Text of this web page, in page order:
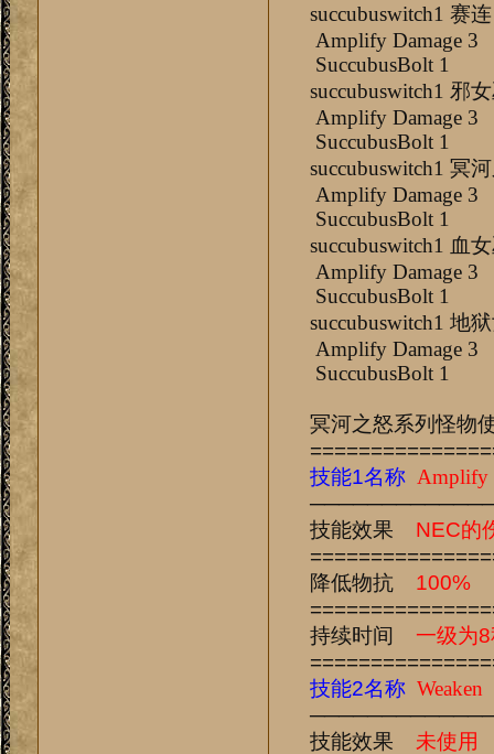
Amplify Damage
SuccubusBolt 1
Amplify Damage
SuccubusBolt 1
Amplify Damage
SuccubusBolt 1
Amplify Damage
SuccubusBolt 1
Amplify Damage
SuccubusBolt 1
冥河之怒系列怪物
技能1名称 Amplify
技能效果 NEC的
降低物抗 100%
持续时间 一级为
技能2名称 Weaken
技能效果 未使用